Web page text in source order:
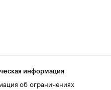
информация
об ограничениях